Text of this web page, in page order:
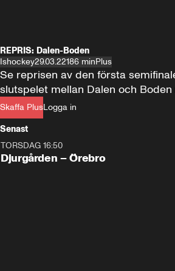
REPRIS: Dalen-Boden
Ishockey29.03.22186 minPlus
Skaffa PlusLogga in
Se reprisen av den första
slutspelet mellan Dalen och Boden
Senast
Plus
TORSDAG 16:50
Djurgården – Örebro